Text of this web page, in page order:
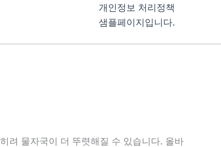
개인정보 처리정책
샘플페이지입니다.
려 물자국이 더 뚜렷해질 수 있습니다. 올바